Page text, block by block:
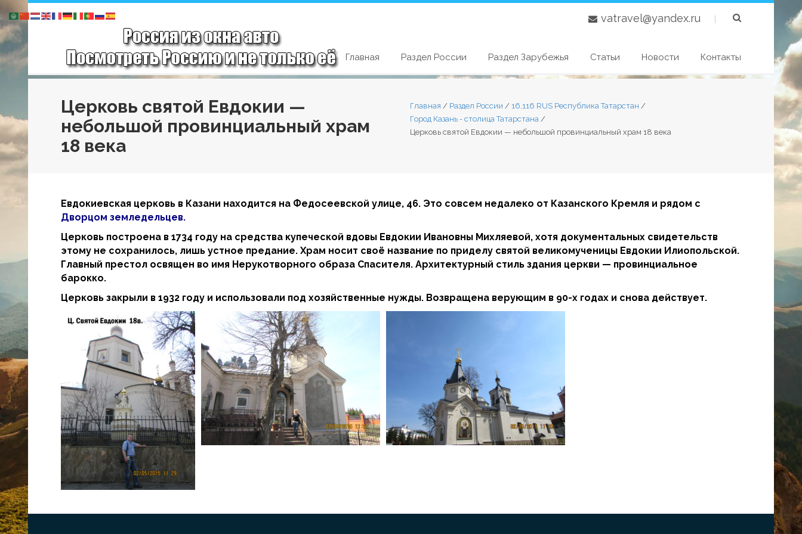
vatravel@yandex.ru |
Главная Раздел России Раздел Зарубежья Статьи Новости Контакты
Церковь святой Евдокии —
небольшой провинциальный храм
18 века
Главная / Раздел России / 16,116 RUS Республика Татарстан /
Город Казань - столица Татарстана /
Церковь святой Евдокии — небольшой провинциальный храм 18 века
Евдокиевская церковь в Казани находится на Федосеевской улице, 46. Это совсем недалеко от Казанского Кремля и рядом с
Дворцом земледельцев.
Церковь построена в 1734 году на средства купеческой вдовы Евдокии Ивановны Михляевой, хотя документальных свидетельств
этому не сохранилось, лишь устное предание. Храм носит своё название по приделу святой великомученицы Евдокии Илиопольской.
Главный престол освящен во имя Нерукотворного образа Спасителя. Архитектурный стиль здания церкви — провинциальное
барокко.
Церковь закрыли в 1932 году и использовали под хозяйственные нужды. Возвращена верующим в 90-х годах и снова действует.